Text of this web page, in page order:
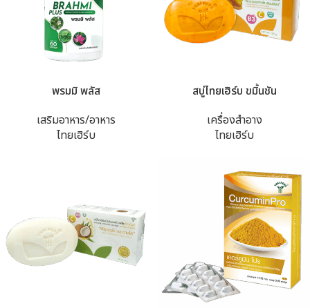
พรมมิ พลัส
เสริมอาหาร/อาหาร
ไทยเฮิร์บ
สบู่ไทยเฮิร์บ ขมิ้นชัน
เครื่องสำอาง
ไทยเฮิร์บ